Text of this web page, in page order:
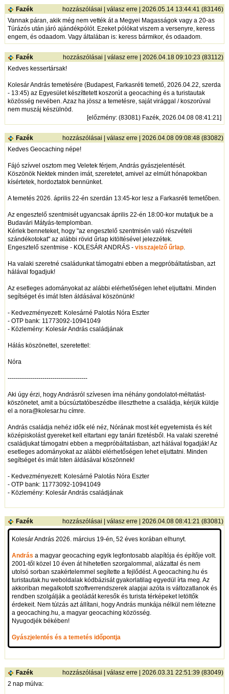
Fazék hozzászólásai |válasz erre | 2026.05.14 13:44:41 (83146)
Vannak páran, akik még nem vették át a Megyei Magasságok vagy a 20-as
Túrázós után járó ajándékpólót. Ezeket pólókat viszem a versenyre, keress
engem, és odaadom. Vagy általában is: keress bármikor, és odaadom.
Fazék hozzászólásai |válasz erre | 2026.04.18 09:10:23 (83112)
Kedves kessertársak!
Kolesár András temetésére (Budapest, Farkasréti temető, 2026.04.22, szerda
- 13:45) az Egyesület készíttetett koszorút a geocaching és a turistautak
közösség nevében. Azaz ha jössz a temetésre, saját virággal / koszorúval
nem muszáj készülnöd.
[előzmény: (83081) Fazék, 2026.04.08 08:41:21]
Fazék hozzászólásai |válasz erre | 2026.04.08 09:08:48 (83082)
Kedves Geocaching népe!
Fájó szívvel osztom meg Veletek férjem, András gyászjelentését.
Köszönök Nektek minden imát, szeretetet, amivel az elmúlt hónapokban
kísértetek, hordoztatok bennünket.
A temetés 2026. április 22-én szerdán 13:45-kor lesz a Farkasréti temetőben.
Az engesztelő szentmisét ugyancsak április 22-én 18:00-kor mutatjuk be a
Budavári Mátyás-templomban.
Kérlek benneteket, hogy "az engesztelő szentmisén való részvételi
szándékotokat" az alábbi rövid űrlap kitöltésével jelezzétek.
Engesztelő szentmise - KOLESÁR ANDRÁS -visszajelző űrlap.
Ha valaki szeretné családunkat támogatni ebben a megpróbáltatásban, azt
hálával fogadjuk!
Az esetleges adományokat az alábbi elérhetőségen lehet eljuttatni. Minden
segítséget és imát Isten áldásával köszönünk!
- Kedvezményezett: Kolesárné Palotás Nóra Eszter
- OTP bank: 11773092-10941049
- Közlemény: Kolesár András családjának
Hálás köszönettel, szeretettel:
Nóra
---------------------------------------
Aki úgy érzi, hogy Andrásról szívesen írna néhány gondolatot-méltatást-
köszönetet, amit a búcsúztatóbeszédbe illeszthetne a családja, kérjük küldje
el a nora@kolesar.hu címre.
András családja nehéz idők elé néz, Nórának most két egyetemista és két
középiskolást gyereket kell eltartani egy tanári fizetésből. Ha valaki szeretné
családjukat támogatni ebben a megpróbáltatásban, azt hálával fogadják! Az
esetleges adományokat az alábbi elérhetőségen lehet eljuttatni. Minden
segítséget és imát Isten áldásával köszönnek!
- Kedvezményezett: Kolesárné Palotás Nóra Eszter
- OTP bank: 11773092-10941049
- Közlemény: Kolesár András családjának
Fazék hozzászólásai |válasz erre | 2026.04.08 08:41:21 (83081)
Kolesár András 2026. március 19-én, 52 éves korában elhunyt.
András a magyar geocaching egyik legfontosabb alapítója és építője volt.
2001-től közel 10 éven át hihetetlen szorgalommal, alázattal és nem
utolsó sorban szakértelemmel segítette a fejlődést. A geocaching.hu és
turistautak.hu weboldalak kódbázisát gyakorlatilag egyedül írta meg. Az
akkoriban megalkotott szoftverrendszerek alapjai azóta is változatlanok és
rendben szolgálják a geoládát keresők és turista térképeket letöltők
érdekeit. Nem túlzás azt állítani, hogy András munkája nélkül nem létezne
a geocaching.hu, a magyar geocaching közösség.
Nyugodjék békében!
Gyászjelentés és a temetés időpontja
Fazék hozzászólásai |válasz erre | 2026.03.31 22:51:39 (83049)
2 nap múlva: